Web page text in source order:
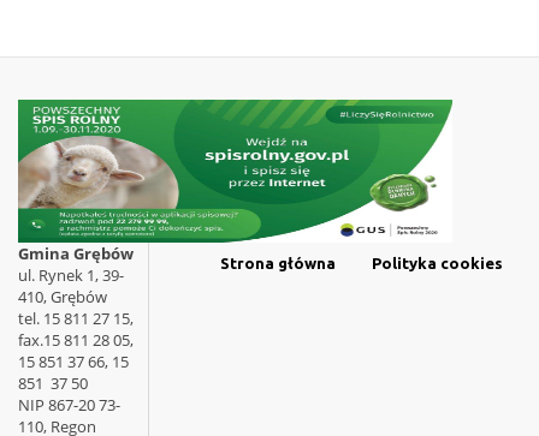
Gmina Grębów
ul. Rynek 1, 39-
410, Grębów
tel. 15 811 27 15,
fax.15 811 28 05,
15 851 37 66, 15
851 37 50
NIP 867-20 73-
110, Regon
Polityka cookies
Strona główna